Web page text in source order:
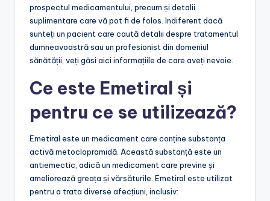
prospectul medicamentului, precum și detalii
suplimentare care vă pot fi de folos. Indiferent dacă
sunteți un pacient care caută detalii despre tratamentul
dumneavoastră sau un profesionist din domeniul
sănătății, veți găsi aici informațiile de care aveți nevoie.
Ce este Emetiral și
pentru ce se utilizează?
Emetiral este un medicament care conține substanța
activă metoclopramidă. Această substanță este un
antiemectic, adică un medicament care previne și
ameliorează greața și vărsăturile. Emetiral este utilizat
pentru a trata diverse afecțiuni, inclusiv: